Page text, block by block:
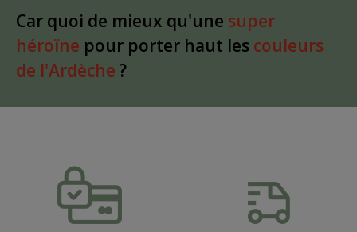
Car quoi de mieux qu'une super
héroïne pour porter haut les couleurs
de l'Ardèche ?